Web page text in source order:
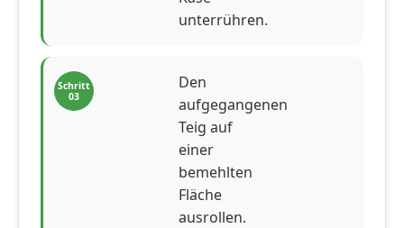
unterrühren.
Schritt
03
Den
aufgegangenen
Teig auf
einer
bemehlten
Fläche
ausrollen.